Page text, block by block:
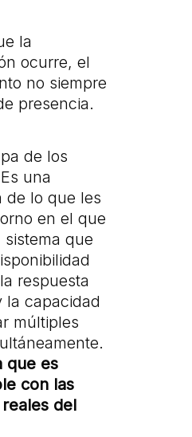
la
ocurre, el
no siempre
presencia.
de los
una
de lo que les
en el que
que
respuesta
la capacidad
múltiples
que es
con las
del